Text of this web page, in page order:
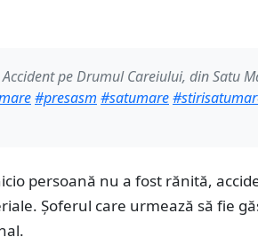
Accident pe Drumul Careiului, din Satu
#presasm #satumare
persoană nu a fost rănită,
Șoferul care urmează să fie